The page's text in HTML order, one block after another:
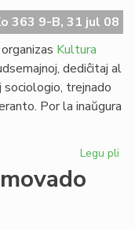
363 9-B, 31 jul 08
Kultura
dediĉitaj al
trejnado
Por la inaŭgura
Legu pli